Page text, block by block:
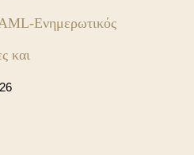
Ενημερωτικός
και